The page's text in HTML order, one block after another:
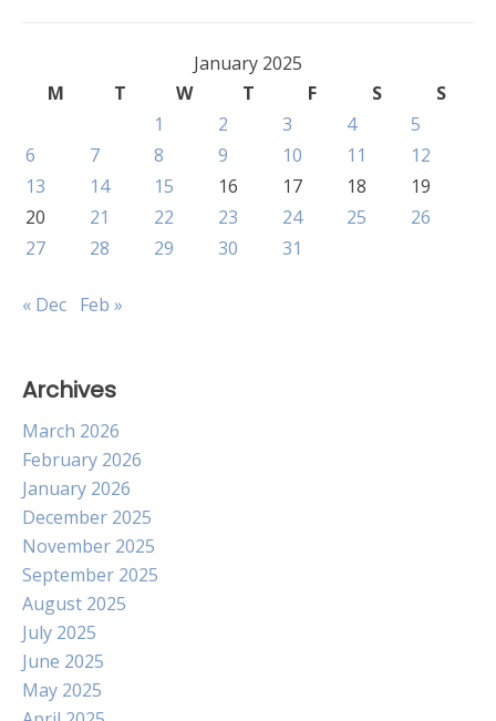
January 2025
M
T W T F S
S
1
2 3 4
5
6
7 8 9 10 11
12
13
14 15 16 17 18
19
20
21 22 23 24 25
26
27
28 29 30 31
« Dec Feb »
Archives
March 2026
February 2026
January 2026
December 2025
November 2025
September 2025
August 2025
July 2025
June 2025
May 2025